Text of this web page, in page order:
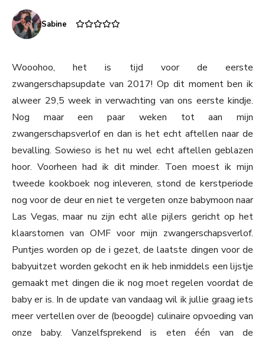
Sabine
Wooohoo, het is tijd voor de eerste
zwangerschapsupdate van 2017! Op dit moment ben ik
alweer 29,5 week in verwachting van ons eerste kindje.
Nog maar een paar weken tot aan mijn
zwangerschapsverlof en dan is het echt aftellen naar de
bevalling. Sowieso is het nu wel echt aftellen geblazen
hoor. Voorheen had ik dit minder. Toen moest ik mijn
tweede kookboek nog inleveren, stond de kerstperiode
nog voor de deur en niet te vergeten onze babymoon naar
Las Vegas, maar nu zijn echt alle pijlers gericht op het
klaarstomen van OMF voor mijn zwangerschapsverlof.
Puntjes worden op de i gezet, de laatste dingen voor de
babyuitzet worden gekocht en ik heb inmiddels een lijstje
gemaakt met dingen die ik nog moet regelen voordat de
baby er is. In de update van vandaag wil ik jullie graag iets
meer vertellen over de (beoogde) culinaire opvoeding van
onze baby. Vanzelfsprekend is eten één van de